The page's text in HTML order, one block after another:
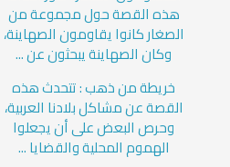
هذه القصة حول مجموعة من
الصغار كانوا يقاومون الصهاينة،
وكان الصهاينة يبحثون عن ...
خريطة من ذهب : تتحدث هذه
القصة عن مشاكل بلادنا العربية،
وحرص البعض على أن يجعلوا
الهموم المحلية والقضايا ...